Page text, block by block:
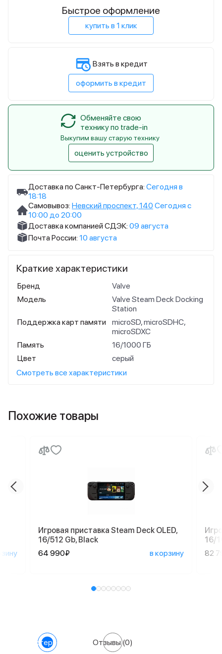
Доставка по Санкт-Петербурга: Сегодня в
18:18
Самовывоз: Невский проспект, 140 Сегодня с
10:00 до 20:00
Доставка компанией СДЭК: 09 августа
Почта России: 10 августа
Краткие характеристики
Бренд
Valve
Модель
Valve Steam Deck Docking
Station
Поддержка карт памяти
microSD, microSDHC,
microSDXC
Память
16/1000 ГБ
Цвет
серый
Смотреть все характеристики
Быстрое оформление
купить в 1 клик
Взять в кредит
оформить в кредит
Обменяйте свою
технику по trade-in
Выкупим вашу старую технику
оценить устройство
Похожие товары
Игровая приставка Steam Deck OLED,
16/512 Gb, Black
64 990₽
в корзину
16/
82
Характеристики Отзывы(0)